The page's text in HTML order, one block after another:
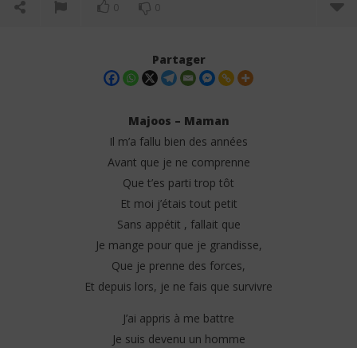
0 0
NOW VIEWING
Majoos – Maman Lyrics
Partager
Majoos – Maman
Il m’a fallu bien des années
Avant que je ne comprenne
Que t’es parti trop tôt
Et moi j’étais tout petit
Sans appétit , fallait que
Je mange pour que je grandisse,
Que je prenne des forces,
Et depuis lors, je ne fais que survivre
J’ai appris à me battre
Je suis devenu un homme